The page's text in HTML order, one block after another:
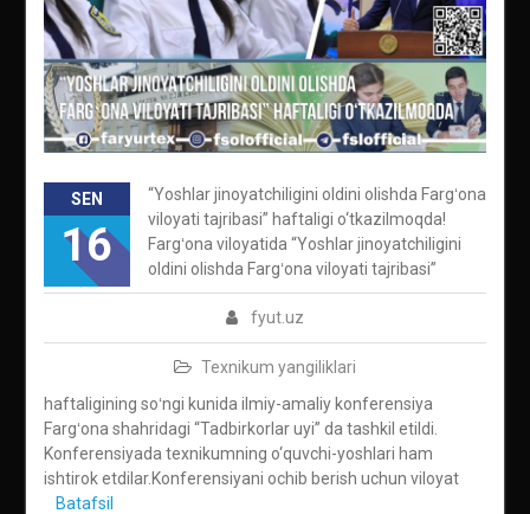
SEN
16
fyut.uz
Texnikum yangiliklari
“Yoshlar jinoyatchiligini oldini olishda Fargʻona
viloyati tajribasi” haftaligi o‘tkazilmoqda!
Fargʻona viloyatida “Yoshlar jinoyatchiligini
oldini olishda Fargʻona viloyati tajribasi”
haftaligining soʻngi kunida ilmiy-amaliy konferensiya
Fargʻona shahridagi “Tadbirkorlar uyi” da tashkil etildi.
Konferensiyada texnikumning o‘quvchi-yoshlari ham
ishtirok etdilar.Konferensiyani ochib berish uchun viloyat
Batafsil